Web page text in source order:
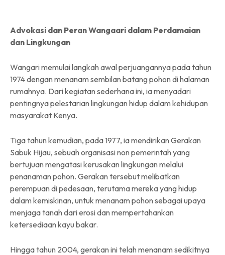
Advokasi dan Peran Wangaari dalam Perdamaian
dan Lingkungan
Wangari memulai langkah awal perjuangannya pada tahun
1974 dengan menanam sembilan batang pohon di halaman
rumahnya. Dari kegiatan sederhana ini, ia menyadari
pentingnya pelestarian lingkungan hidup dalam kehidupan
masyarakat Kenya.
Tiga tahun kemudian, pada 1977, ia mendirikan Gerakan
Sabuk Hijau, sebuah organisasi non pemerintah yang
bertujuan mengatasi kerusakan lingkungan melalui
penanaman pohon. Gerakan tersebut melibatkan
perempuan di pedesaan, terutama mereka yang hidup
dalam kemiskinan, untuk menanam pohon sebagai upaya
menjaga tanah dari erosi dan mempertahankan
ketersediaan kayu bakar.
Hingga tahun 2004, gerakan ini telah menanam sedikitnya